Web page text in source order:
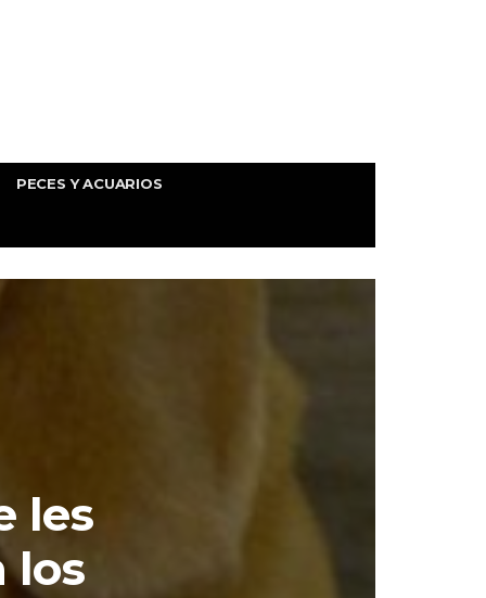
PECES Y ACUARIOS
les
los